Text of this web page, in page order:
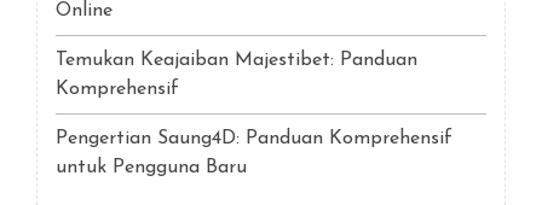
Online
Temukan Keajaiban Majestibet: Panduan
Komprehensif
Pengertian Saung4D: Panduan Komprehensif
untuk Pengguna Baru